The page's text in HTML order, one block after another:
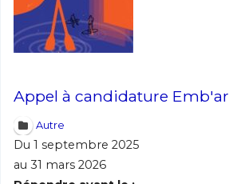
Appel à candidature
Autre
Du 1 septembre 2025
au 31 mars 2026